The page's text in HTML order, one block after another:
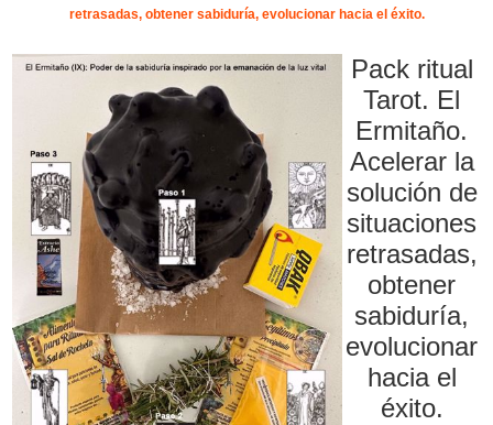
retrasadas, obtener sabiduría, evolucionar hacia el éxito.
Pack ritual
Tarot. El
Ermitaño.
Acelerar la
solución de
situaciones
retrasadas,
obtener
sabiduría,
evolucionar
hacia el
éxito.